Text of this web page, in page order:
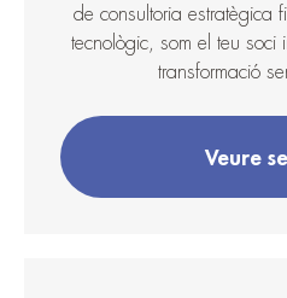
de consultoria estratègica
tecnològic, som el teu soci
transformació
Veure